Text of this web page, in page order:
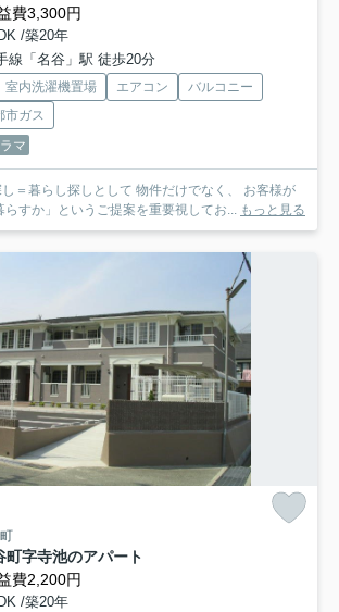
費3,300円
/築20年
線「名谷」駅 徒歩20分
室内洗濯機置場 エアコン
バルコニー
市ガス
マ
＝暮らし探しとして 物件だけでなく、 お客様が
らすか」というご提案を重要視してお... もっと見る
町字寺池のアパート
費2,200円
/築20年